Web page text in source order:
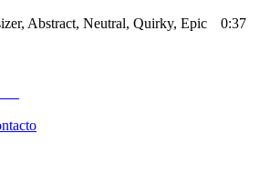
Abstract, Neutral, Quirky, Epic 0:37